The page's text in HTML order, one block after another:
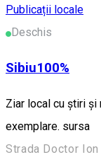
Publicații locale
Deschis
Sibiu100%
Ziar local cu știri și
exemplare. sursa
Strada Doctor